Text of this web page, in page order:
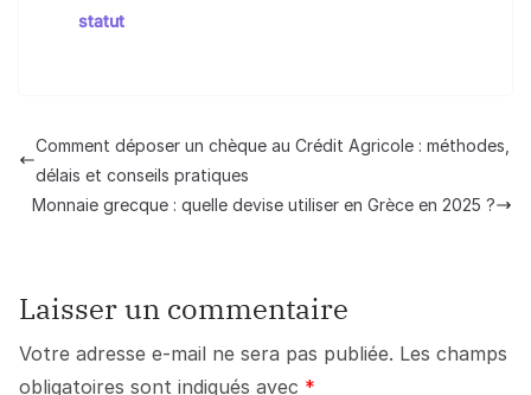
statut
Comment déposer un chèque au Crédit Agricole : méthodes,
délais et conseils pratiques
Monnaie grecque : quelle devise utiliser en Grèce en 2025 ?
Laisser un commentaire
Votre adresse e-mail ne sera pas publiée. Les champs
obligatoires sont indiqués avec *